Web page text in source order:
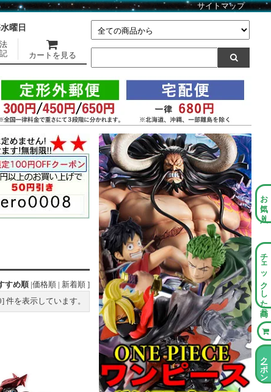
サイトマップ
曜日
カートを見る
すめ順|価格順 | 新着順 ]
] 件を表示しています。
お気に入り
チェックした商品
クーポン情報